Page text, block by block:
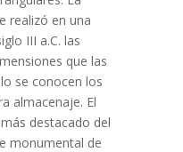
realizó en una
III a.C. las
que las
se conocen los
almacenaje. El
destacado del
monumental de